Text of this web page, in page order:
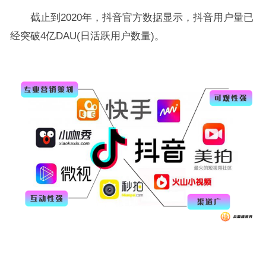
截止到2020年，抖音官方数据显示，抖音用户量已
经突破4亿DAU(日活跃用户数量)。